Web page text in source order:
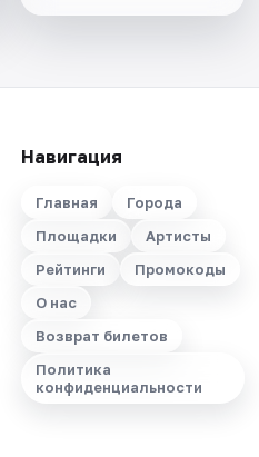
Навигация
Главная
Города
Площадки
Артисты
Рейтинги
Промокоды
О нас
Возврат билетов
Политика
конфиденциальности